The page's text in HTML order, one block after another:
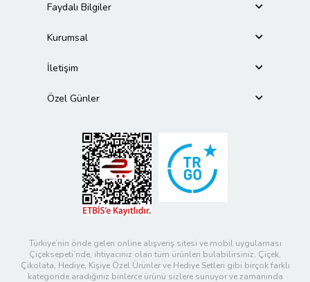
Faydalı Bilgiler
Kurumsal
İletişim
Özel Günler
Türkiye’nin önde gelen online alışveriş sitesi ve mobil uygulaması
Çiçeksepeti’nde, ihtiyacınız olan tüm ürünleri bulabilirsiniz. Çiçek,
Çikolata, Hediye, Kişiye Özel Ürünler ve Hediye Setleri gibi birçok farklı
kategoride aradığınız binlerce ürünü sizlere sunuyor ve zamanında